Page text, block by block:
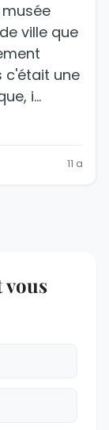
ville que
c'était une
i…
11 a
vous